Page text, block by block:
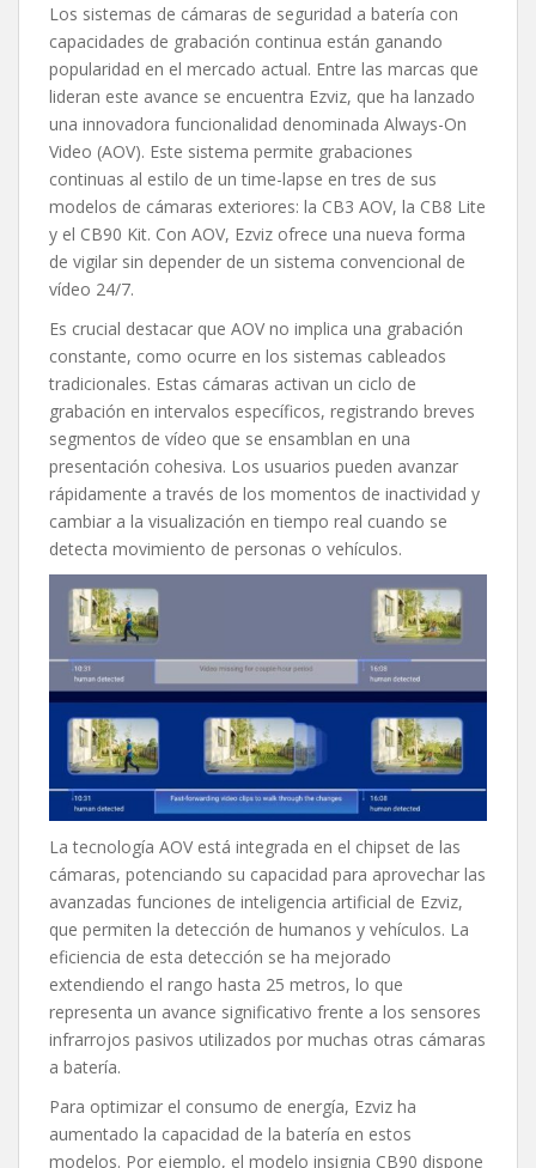
Los sistemas de cámaras de seguridad a batería con
capacidades de grabación continua están ganando
popularidad en el mercado actual. Entre las marcas que
lideran este avance se encuentra Ezviz, que ha lanzado
una innovadora funcionalidad denominada Always-On
Video (AOV). Este sistema permite grabaciones
continuas al estilo de un time-lapse en tres de sus
modelos de cámaras exteriores: la CB3 AOV, la CB8 Lite
y el CB90 Kit. Con AOV, Ezviz ofrece una nueva forma
de vigilar sin depender de un sistema convencional de
vídeo 24/7.
Es crucial destacar que AOV no implica una grabación
constante, como ocurre en los sistemas cableados
tradicionales. Estas cámaras activan un ciclo de
grabación en intervalos específicos, registrando breves
segmentos de vídeo que se ensamblan en una
presentación cohesiva. Los usuarios pueden avanzar
rápidamente a través de los momentos de inactividad y
cambiar a la visualización en tiempo real cuando se
detecta movimiento de personas o vehículos.
La tecnología AOV está integrada en el chipset de las
cámaras, potenciando su capacidad para aprovechar las
avanzadas funciones de inteligencia artificial de Ezviz,
que permiten la detección de humanos y vehículos. La
eficiencia de esta detección se ha mejorado
extendiendo el rango hasta 25 metros, lo que
representa un avance significativo frente a los sensores
infrarrojos pasivos utilizados por muchas otras cámaras
a batería.
Para optimizar el consumo de energía, Ezviz ha
aumentado la capacidad de la batería en estos
modelos. Por ejemplo, el modelo insignia CB90 dispone